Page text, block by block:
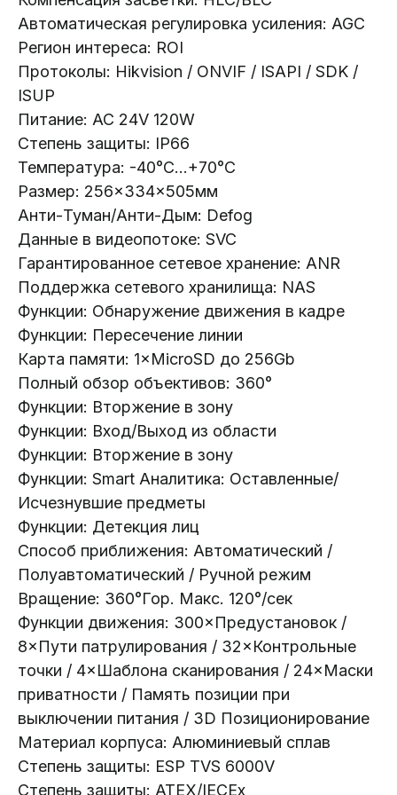
Автоматическая регулировка усиления: AGC
Регион интереса: ROI
Протоколы: Hikvision / ONVIF / ISAPI / SDK /
ISUP
Питание: AC 24V 120W
Степень защиты: IP66
Температура: -40°C...+70°C
Размер: 256×334×505мм
Анти-Туман/Анти-Дым: Defog
Данные в видеопотоке: SVC
Гарантированное сетевое хранение: ANR
Поддержка сетевого хранилища: NAS
Функции: Обнаружение движения в кадре
Функции: Пересечение линии
Карта памяти: 1×MicroSD до 256Gb
Полный обзор объективов: 360°
Функции: Вторжение в зону
Функции: Вход/Выход из области
Функции: Вторжение в зону
Функции: Smart Аналитика: Оставленные/
Исчезнувшие предметы
Функции: Детекция лиц
Способ приближения: Автоматический /
Полуавтоматический / Ручной режим
Вращение: 360°Гор. Макс. 120°/сек
Функции движения: 300×Предустановок /
8×Пути патрулирования / 32×Контрольные
точки / 4×Шаблона сканирования / 24×Маски
приватности / Память позиции при
выключении питания / 3D Позиционирование
Материал корпуса: Алюминиевый сплав
Степень защиты: ESP TVS 6000V
Степень защиты: ATEX/IECEx
Контакты
Гарантия и возврат
Стать партнером
О компании
info@lokt.by
Программное обеспечение
Сетевое оборудование
Интерактивные панели
Видеодомофоны
Системы контроля доступа
Носители информации
Видеонаблюдение
+375 (29) 111-66-33
Телефон:
Офис в Гродно:
ул. Буденного 41
Офис в Минске:
ул. Веры Хоружей, 32А
Офис в Бресте:
ул. Пушкинская 19
Каталог:
Информация: